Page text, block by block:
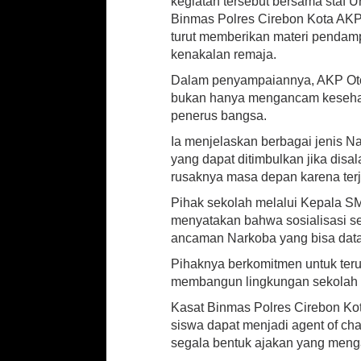
s
w
a
S
K
N
1
i
r
e
o
n
Binmas Polres Cirebon Kota
turut memberikan materi
kenakalan remaja.
Dalam penyampaiannya, AKP
bukan hanya mengancam
penerus bangsa.
Ia menjelaskan berbagai jenis
yang dapat ditimbulkan jika
rusaknya masa depan karena
Pihak sekolah melalui Kepala
menyatakan bahwa sosialisasi
ancaman Narkoba yang bisa
Pihaknya berkomitmen untuk
membangun lingkungan
Kasat Binmas Polres Cirebon
siswa dapat menjadi agent of
segala bentuk ajakan yang